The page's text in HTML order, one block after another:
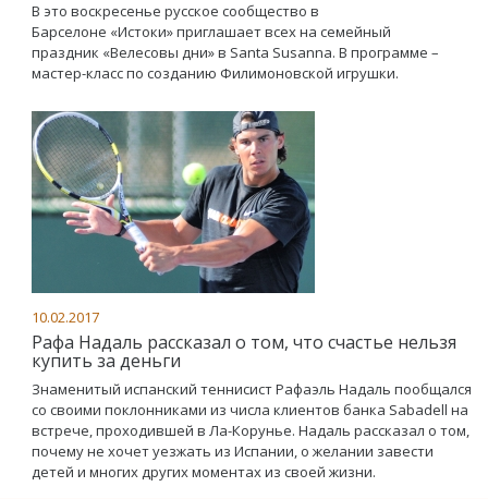
В это воскресенье русское сообщество в
Барселоне «Истоки» приглашает всех на семейный
праздник «Велесовы дни» в Santa Susanna. В программе –
мастер-класс по созданию Филимоновской игрушки.
10.02.2017
Рафа Надаль рассказал о том, что счастье нельзя
купить за деньги
Знаменитый испанский теннисист Рафаэль Надаль пообщался
со своими поклонниками из числа клиентов банка Sabadell на
встрече, проходившей в Ла-Корунье. Надаль рассказал о том,
почему не хочет уезжать из Испании, о желании завести
детей и многих других моментах из своей жизни.